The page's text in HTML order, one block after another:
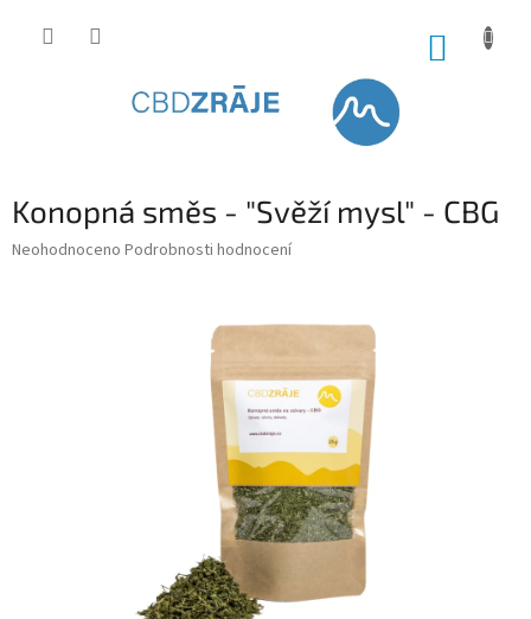
Konopná směs - "Svěží mysl" - CBG
Průměrné
Neohodnoceno Podrobnosti hodnocení